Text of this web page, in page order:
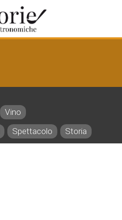
Vino
Spettacolo Storia